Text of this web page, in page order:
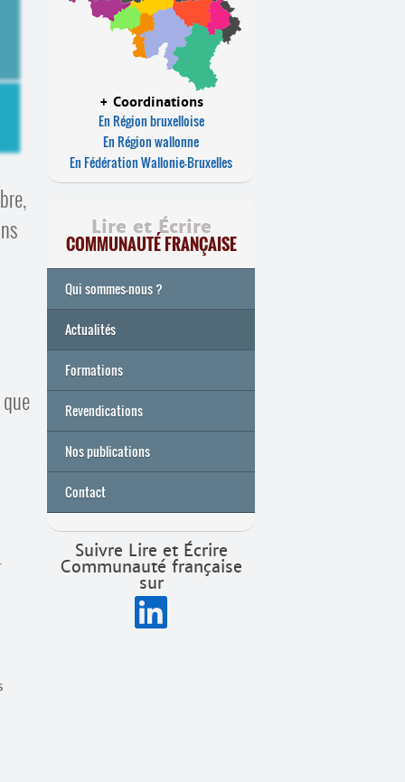
+ Coordinations
En Région bruxelloise
En Région wallonne
En Fédération Wallonie-Bruxelles
Lire et Écrire
COMMUNAUTÉ FRANÇAISE
Qui sommes-nous ?
Actualités
Formations
Archives
Université de printemps 2026
Revendications
Nos publications
Contact
Suivre Lire et Écrire
Communauté française
sur